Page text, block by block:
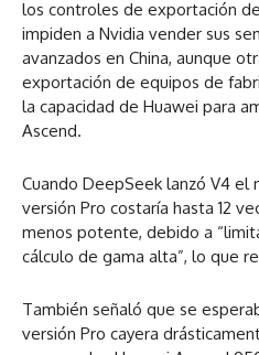
los controles de exportación
impiden a Nvidia vender sus
avanzados en China, aunque
exportación de equipos de
la capacidad de Huawei para
Ascend.
Cuando DeepSeek lanzó V4 el
versión Pro costaría hasta 12
menos potente, debido a
cálculo de gama alta”, lo que
También señaló que se
versión Pro cayera